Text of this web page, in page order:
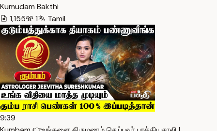
Kumudam Bakthi
1,155
1 Tamil
9:39